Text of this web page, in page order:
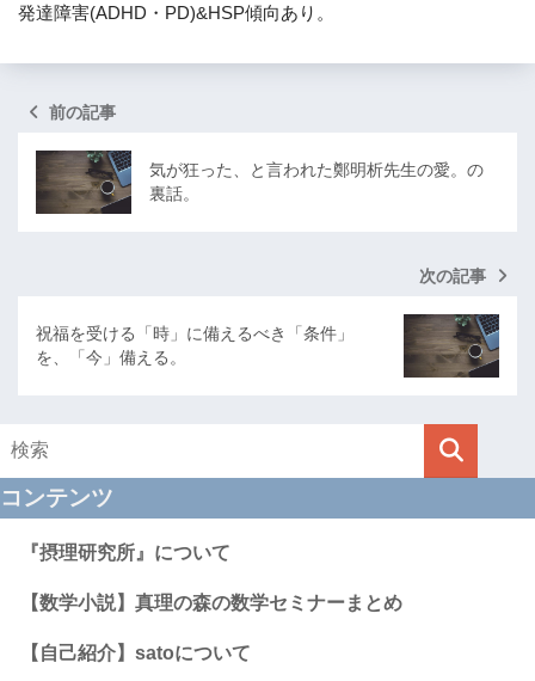
発達障害(ADHD・PD)&HSP傾向あり。
前の記事
気が狂った、と言われた鄭明析先生の愛。の
裏話。
次の記事
祝福を受ける「時」に備えるべき「条件」
を、「今」備える。
コンテンツ
『摂理研究所』について
【数学小説】真理の森の数学セミナーまとめ
【自己紹介】satoについて